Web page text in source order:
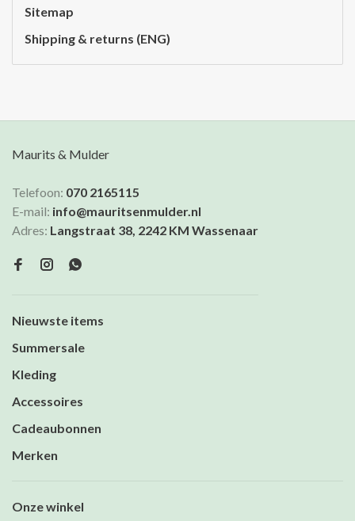
Sitemap
Shipping & returns (ENG)
Maurits & Mulder
Telefoon: 070 2165115
E-mail: info@mauritsenmulder.nl
Adres: Langstraat 38, 2242 KM Wassenaar
Nieuwste items
Summersale
Kleding
Accessoires
Cadeaubonnen
Merken
Onze winkel